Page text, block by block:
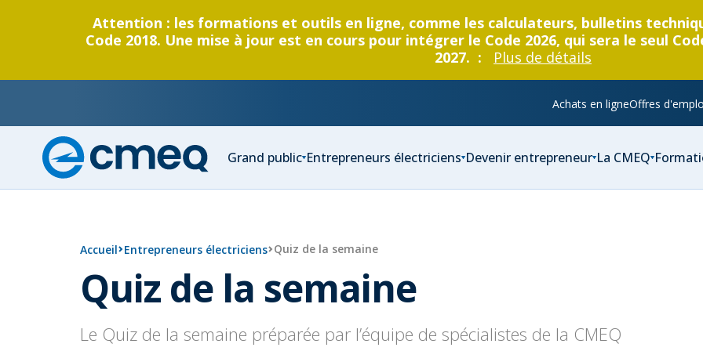
Attention : les formations et outils en ligne, comme les calculateurs, bulletins
Code 2018. Une mise à jour est en cours pour intégrer le Code 2026, qui sera le seul
2027. :
Plus de détails
Achats en ligneOffres
des Grand public Entrepreneurs électriciens Devenir entrepreneur La CMEQ
Accueil Entrepreneurs électriciens Quiz de la semaine
Quiz de la semaine
Le Quiz de la semaine préparée par l’équipe de spécialistes de la CMEQ